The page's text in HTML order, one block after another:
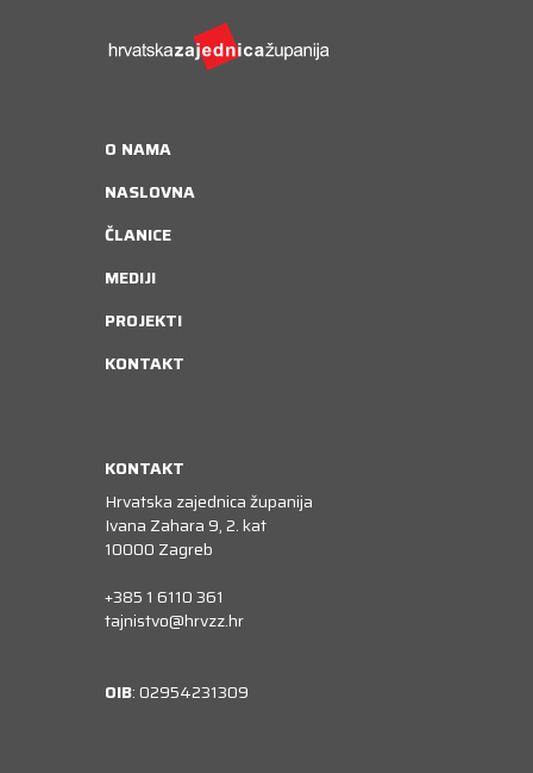
O NAMA
NASLOVNA
ČLANICE
MEDIJI
PROJEKTI
KONTAKT
KONTAKT
Hrvatska zajednica županija
Ivana Zahara 9, 2. kat
10000 Zagreb
+385 1 6110 361
tajnistvo@hrvzz.hr
OIB: 02954231309